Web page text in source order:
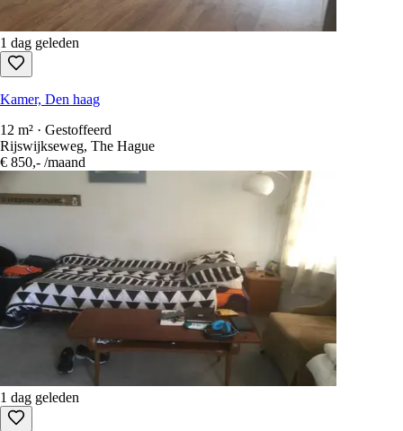
Kamer, Den haag
11.3 m² · Gestoffeerd
Goeverneurlaan, The Hague
€ 640,- /maand
1 dag geleden
Kamer, Den haag